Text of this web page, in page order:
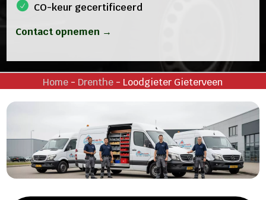
CO-keur gecertificeerd
Contact opnemen →
Home - Drenthe - Loodgieter Gieterveen